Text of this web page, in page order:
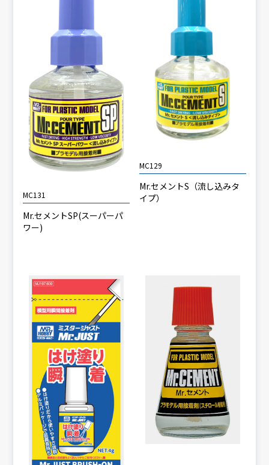
MC131
Mr.セメントSP(スーパーパ
ワー)
MC129
Mr.セメントS（流し込みタ
イプ）